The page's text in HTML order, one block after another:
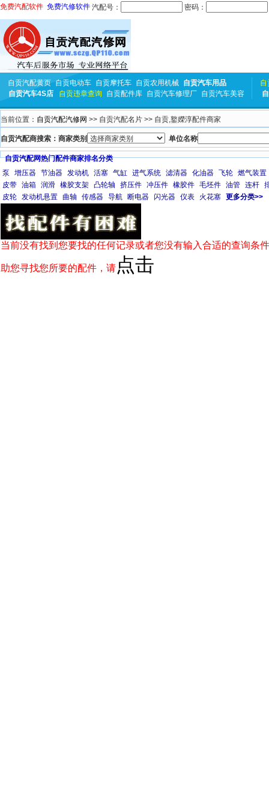
免费汽配软件 免费汽修软件 汽配号： 密码：
自贡汽配黄页 自贡电动车 自贡摩托车 自贡农用机械 自贡汽车用品
自贡汽车4S店
自贡违章查询 自贡配件库 自贡汽车修理厂 自贡汽车美容
自
当前位置： 自贡汽配汽修网 >> 自贡汽配名片 >> 自贡,鐜嬫淳配件商家
自贡汽配商搜索：商家类别 单位名称
自贡汽配网热门配件商家排名分类
泵
增压器 节油器 发动机 活塞 气缸 进气系统 滤清器 化油器 飞轮 燃气装置
皮带 油箱 润滑 橡胶支架 凸轮轴 挤压件 冲压件 橡胶件 毛坯件 油管 连杆
皮轮 发动机悬置 曲轴 传感器 导航 断电器 闪光器 仪表 火花塞 更多分类>>
当前没有找到您要找的任何记录或者您没有输入合适的查询条
助您寻找您所要的配件，请 点击